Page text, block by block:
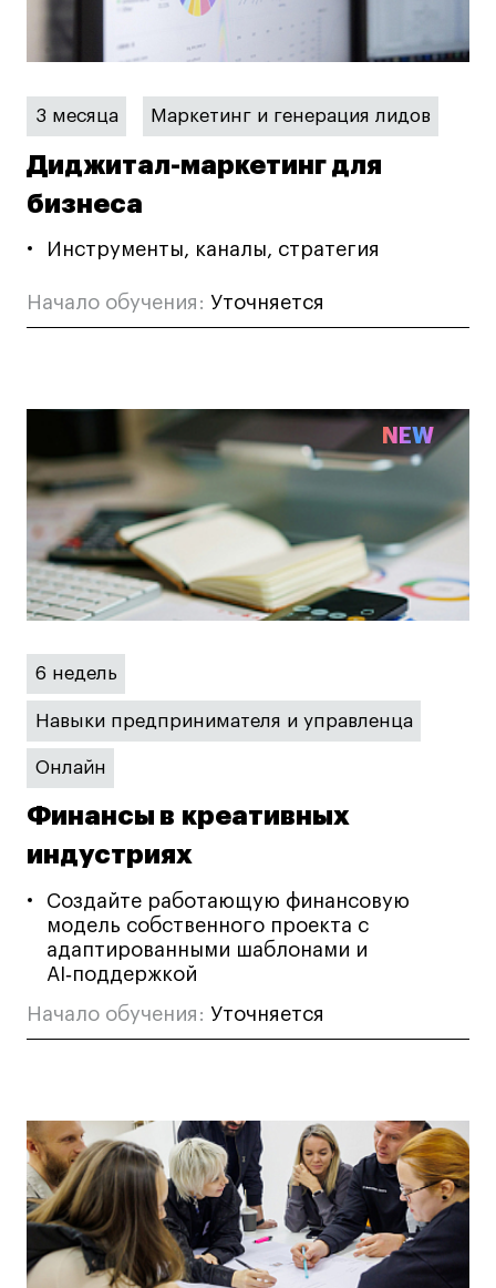
3 месяца Маркетинг и генерация лидов
Диджитал-маркетинг для
бизнеса
Инструменты, каналы, стратегия
Начало обучения: Уточняется
NEW
6 недель
Навыки предпринимателя и управленца
Онлайн
Финансы в креативных
индустриях
Создайте работающую финансовую
модель собственного проекта с
адаптированными шаблонами и
AI‑поддержкой
Начало обучения: Уточняется